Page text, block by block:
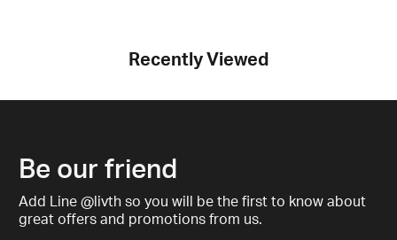
Recently Viewed
Be our friend
Add Line @livth so you will be the first to know about
great offers and promotions from us.